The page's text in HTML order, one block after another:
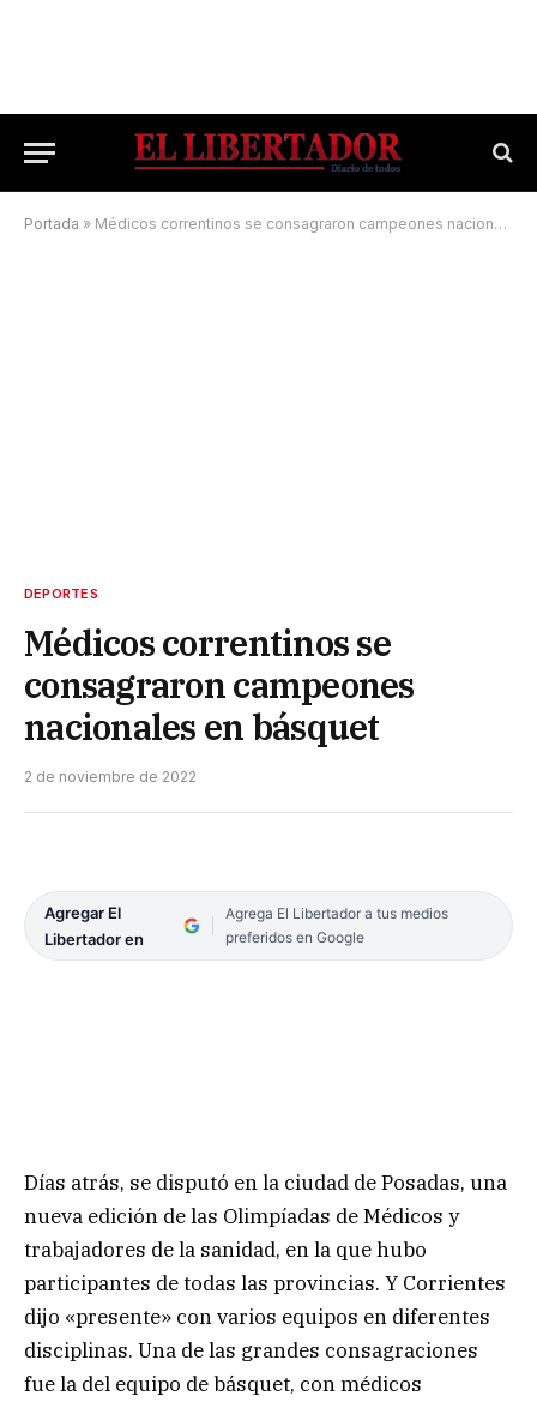
Portada » Médicos correntinos se consagraron campeones nacionales en básquet
DEPORTES
Médicos correntinos se
consagraron campeones
nacionales en básquet
2 de noviembre de 2022
Agregar El
Libertador en
Agrega El Libertador a tus medios
preferidos en Google
Días atrás, se disputó en la ciudad de Posadas, una
nueva edición de las Olimpíadas de Médicos y
trabajadores de la sanidad, en la que hubo
participantes de todas las provincias. Y Corrientes
dijo «presente» con varios equipos en diferentes
disciplinas. Una de las grandes consagraciones
fue la del equipo de básquet, con médicos